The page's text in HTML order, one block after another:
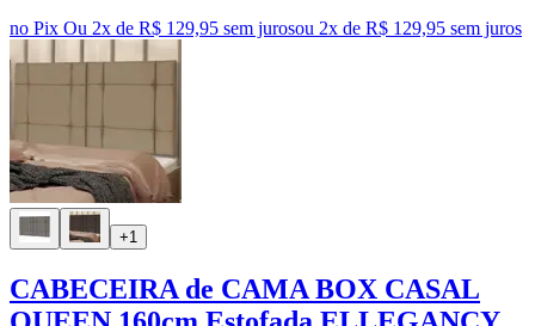
no Pix Ou 2x de R$ 129,95 sem jurosou 2x de R$ 129,95 sem juros
+1
CABECEIRA de CAMA BOX CASAL